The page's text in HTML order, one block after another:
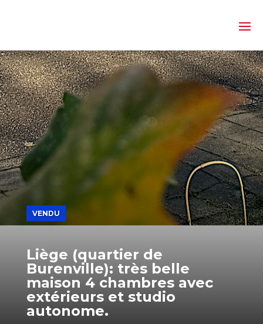
VENDU
Liège (quartier de
Burenville): très belle
maison 4 chambres avec
extérieurs et studio
autonome.